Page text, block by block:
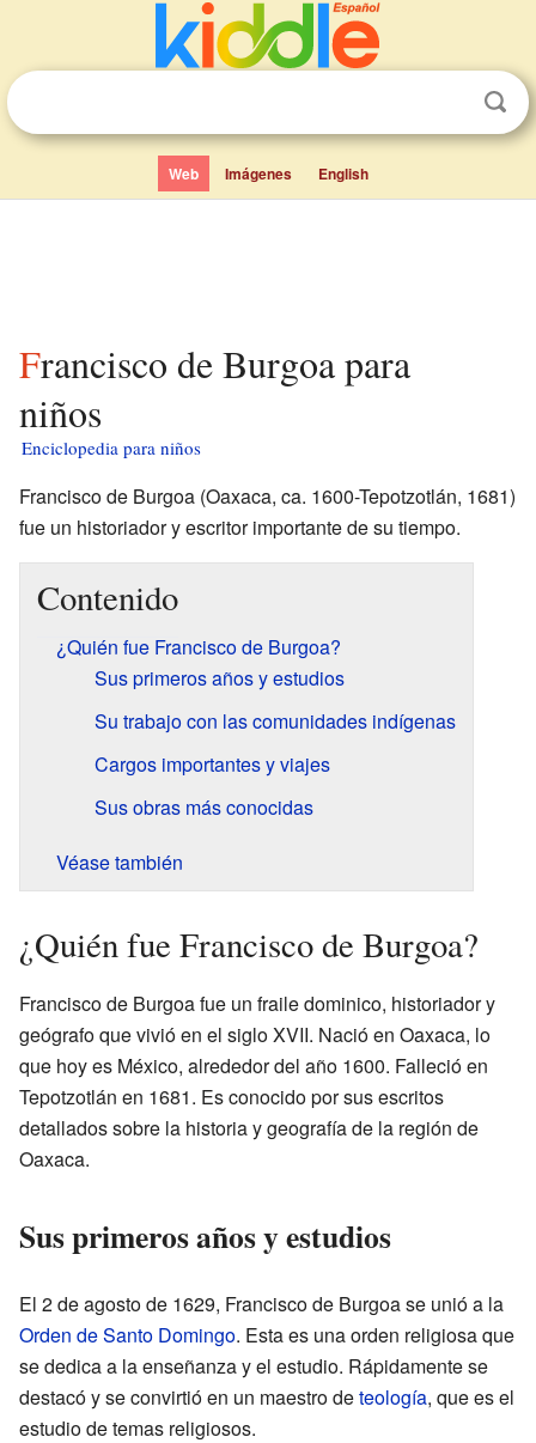
Web Imágenes English
Francisco de Burgoa para
niños
Enciclopedia para niños
Francisco de Burgoa (Oaxaca, ca. 1600-Tepotzotlán, 1681)
fue un historiador y escritor importante de su tiempo.
Contenido
¿Quién fue Francisco de Burgoa?
Sus primeros años y estudios
Su trabajo con las comunidades indígenas
Cargos importantes y viajes
Sus obras más conocidas
Véase también
¿Quién fue Francisco de Burgoa?
Francisco de Burgoa fue un fraile dominico, historiador y
geógrafo que vivió en el siglo XVII. Nació en Oaxaca, lo
que hoy es México, alrededor del año 1600. Falleció en
Tepotzotlán en 1681. Es conocido por sus escritos
detallados sobre la historia y geografía de la región de
Oaxaca.
Sus primeros años y estudios
El 2 de agosto de 1629, Francisco de Burgoa se unió a la
Orden de Santo Domingo. Esta es una orden religiosa que
se dedica a la enseñanza y el estudio. Rápidamente se
destacó y se convirtió en un maestro deteología, que es el
estudio de temas religiosos.